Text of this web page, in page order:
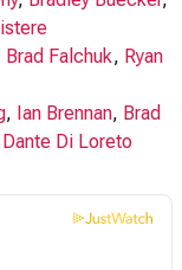
Brad Falchuk, Ryan
, Ian Brennan, Brad
Dante Di Loreto